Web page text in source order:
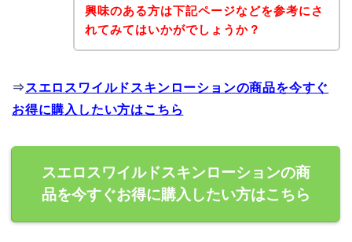
興味のある方は下記ページなどを参考にさ
れてみてはいかがでしょうか？
⇒ スエロスワイルドスキンローションの商品を今すぐ
お得に購入したい方はこちら
スエロスワイルドスキンローションの商
品を今すぐお得に購入したい方はこちら